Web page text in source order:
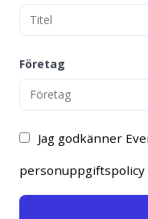
Företag
Jag godkänner
personuppgiftspolicy